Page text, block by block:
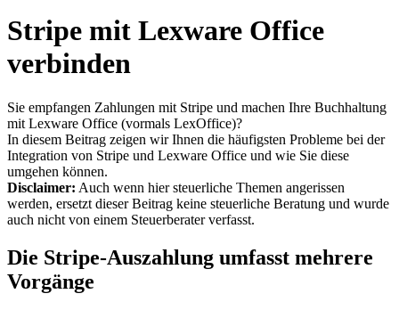
Stripe mit Lexware Office
verbinden
Sie empfangen Zahlungen mit Stripe und machen Ihre Buchhaltung
mit Lexware Office (vormals LexOffice)?
In diesem Beitrag zeigen wir Ihnen die häufigsten Probleme bei der
Integration von Stripe und Lexware Office und wie Sie diese
umgehen können.
Disclaimer: Auch wenn hier steuerliche Themen angerissen
werden, ersetzt dieser Beitrag keine steuerliche Beratung und wurde
auch nicht von einem Steuerberater verfasst.
Die Stripe-Auszahlung umfasst mehrere
Vorgänge